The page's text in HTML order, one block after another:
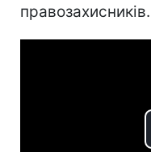
правозахисників.